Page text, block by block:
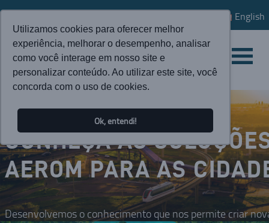
Utilizamos cookies para oferecer melhor
experiência, melhorar o desempenho, analisar
como você interage em nosso site e
personalizar conteúdo. Ao utilizar este site, você
concorda com o uso de cookies.
Ok, entendi!
English
CONHEÇA AS
AEROM PARA AS
Desenvolvemos o conhecimento que nos permite criar